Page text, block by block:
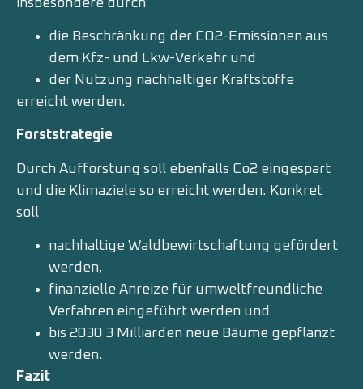
insbesondere durch
die Beschränkung der CO2-Emissionen aus
dem Kfz- und Lkw-Verkehr und
der Nutzung nachhaltiger Kraftstoffe
erreicht werden.
Forststrategie
Durch Aufforstung soll ebenfalls Co2 eingespart
und die Klimaziele so erreicht werden. Konkret
soll
nachhaltige Waldbewirtschaftung gefördert
werden,
finanzielle Anreize für umweltfreundliche
Verfahren eingeführt werden und
bis 2030 3 Milliarden neue Bäume gepflanzt
werden.
Fazit